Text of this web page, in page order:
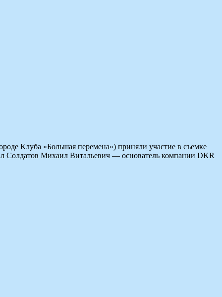
Клуба «Большая перемена») приняли участие в съемке
Солдатов Михаил Витальевич — основатель компании DKR